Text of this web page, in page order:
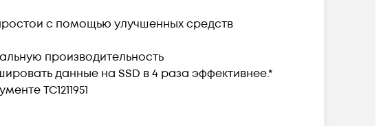
с помощью улучшенных средств
производительность
данные на SSD в 4 раза эффективнее.*
TC1211951